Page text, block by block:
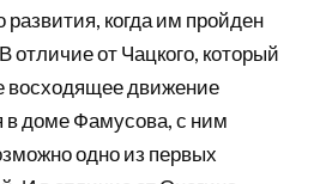
развития, когда им пройден
отличие от Чацкого, который
восходящее движение
в доме Фамусова, с ним
одно из первых